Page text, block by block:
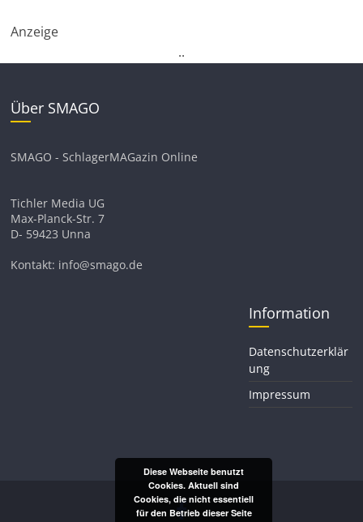
Anzeige
..
Über SMAGO
SMAGO - SchlagerMAGazin Online
Tichler Media UG
Max-Planck-Str. 7
D- 59423 Unna
Kontakt: info@smago.de
Information
Datenschutzerklär
ung
Impressum
Diese Webseite benutzt
Cookies. Aktuell sind
Cookies, die nicht essentiell
für den Betrieb dieser Seite